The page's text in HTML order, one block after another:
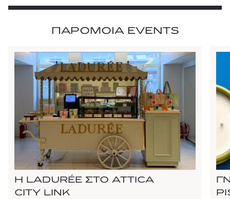
ΠΑΡΟΜΟΙΑ EVENTS
Η LADURÉE ΣΤΟ ATTICA
CITY LINK